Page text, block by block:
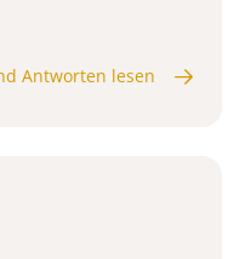
Antworten lesen